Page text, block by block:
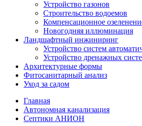
Устройство газонов
Строительство водоемов
Компенсационное
Новогодняя иллюминация
Ландшафтный инжиниринг
Устройство систем
Устройство дренажных
Aрхитектурные формы
Фитосанитарный анализ
Уход за садом
Главная
Автономная канализация
Септики АНИОН